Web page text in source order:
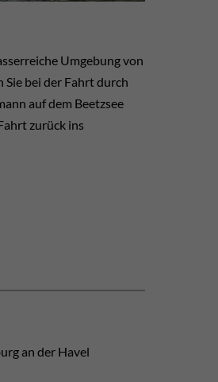
Umgebung von
bei der Fahrt durch
auf dem Beetzsee
zurück ins
an der Havel